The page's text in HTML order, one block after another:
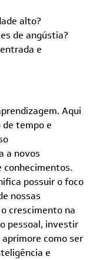
alto?
de angústia?
e
Aqui
tempo e
a novos
conhecimentos.
possuir o foco
nossas
crescimento na
pessoal, investir
como ser
e